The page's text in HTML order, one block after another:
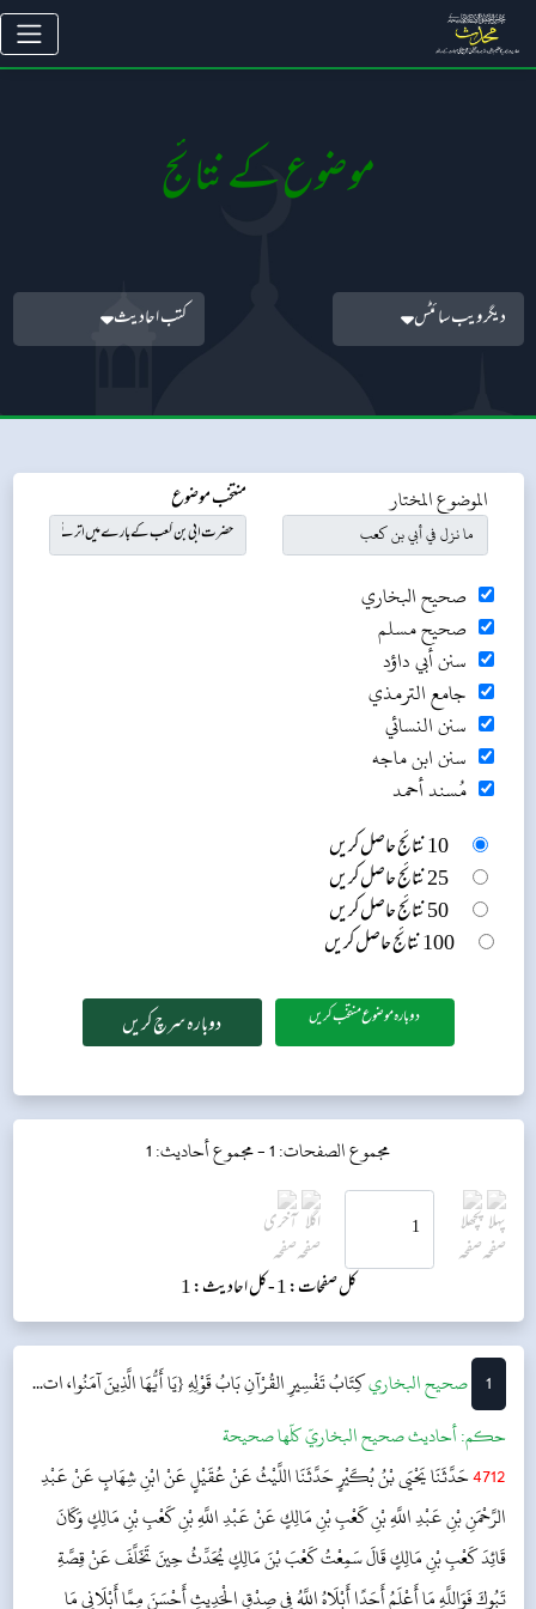
موضوع کے نتائج
دیگر ویب سائٹس کتب احادیث
الموضوع المختار منتخب موضوع
صحيح البخاري
صحيح مسلم
سنن أبي داؤد
جامع الترمذي
سنن النسائي
سنن ابن ماجه
مُسند أحمد
10 نتائج حاصل کریں
25 نتائج حاصل کریں
50 نتائج حاصل کریں
100 نتائج حاصل کریں
دوبارہ موضوع منتخب کریں
مجموع الصفحات: 1 - مجموع أحاديث: 1
کل صفحات: 1 - کل احادیث: 1
1 ‌‌صحيح البخاريكِتَابُ تَفْسِيرِ القُرْآنِبَابُ قَوْلِهِ {يَا أَيُّهَا الَّذِينَ آمَنُوا، ات...
حکم:أحاديث صحيح البخاريّ كلّها صحيحة
4712حَدَّثَنَا يَحْيَى بْنُ بُكَيْرٍ حَدَّثَنَا اللَّيْثُ عَنْ عُقَيْلٍ عَنْ ابْنِ شِهَابٍ عَنْ عَبْدِ
الرَّحْمَنِ بْنِ عَبْدِ اللَّهِ بْنِ كَعْبِ بْنِ مَالِكٍ عَنْ عَبْدِ اللَّهِ بْنِ كَعْبِ بْنِ مَالِكٍ وَكَانَ
قَائِدَ كَعْبِ بْنِ مَالِكٍ قَالَ سَمِعْتُ كَعْبَ بْنَ مَالِكٍ يُحَدِّثُ حِينَ تَخَلَّفَ عَنْ قِصَّةِ
تَبُوكَ فَوَاللَّهِ مَا أَعْلَمُ أَحَدًا أَبْلَاهُ اللَّهُ فِي صِدْقِ الْحَدِيثِ أَحْسَنَ مِمَّا أَبْلَانِي مَا